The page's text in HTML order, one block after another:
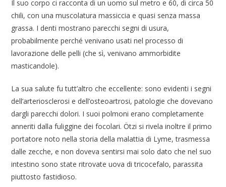
Il suo corpo ci racconta di un uomo sul metro e 60, di circa 50
chili, con una muscolatura massiccia e quasi senza massa
grassa. I denti mostrano parecchi segni di usura,
probabilmente perché venivano usati nel processo di
lavorazione delle pelli (che sì, venivano ammorbidite
masticandole).
La sua salute fu tutt’altro che eccellente: sono evidenti i segni
dell’arteriosclerosi e dell’osteoartrosi, patologie che dovevano
dargli parecchi dolori. I suoi polmoni erano completamente
anneriti dalla fuliggine dei focolari. Ötzi si rivela inoltre il primo
portatore noto nella storia della malattia di Lyme, trasmessa
dalle zecche, e non doveva sentirsi mai solo dato che nel suo
intestino sono state ritrovate uova di tricocefalo, parassita
piuttosto fastidioso.